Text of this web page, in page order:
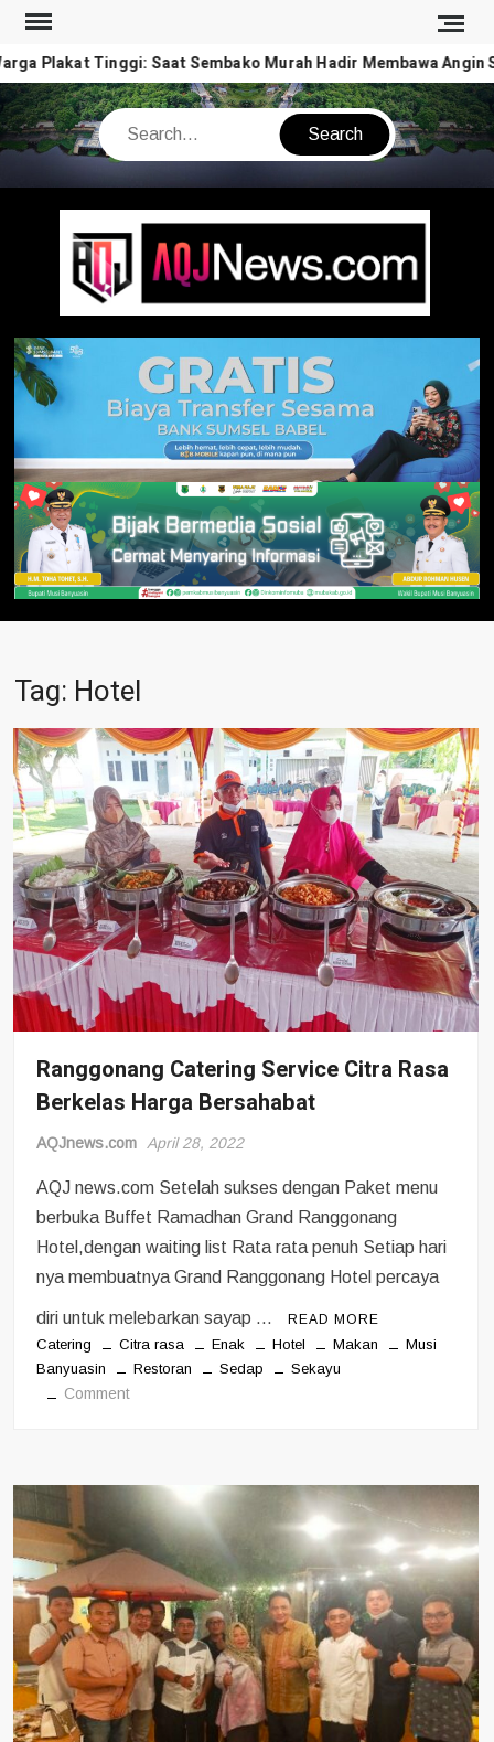
Skip
contentPlakat Tinggi: Saat Sembako Murah Hadir Membawa Angin
Search
Tag: Hotel
Ranggonang Catering Service Citra Rasa
Berkelas Harga Bersahabat
AQJnews.com April 28, 2022
AQJ news.com Setelah sukses dengan Paket menu
berbuka Buffet Ramadhan Grand Ranggonang
Hotel,dengan waiting list Rata rata penuh Setiap hari
nya membuatnya Grand Ranggonang Hotel percaya
diri untuk melebarkan sayap … READ MORE
Catering Citra rasa Enak Hotel Makan
Musi
Banyuasin
Restoran Sedap Sekayu
Commenton
Rasa
Berkelas
Harga
Bersahabat